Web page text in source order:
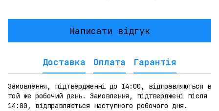
Написати відгук
Доставка Оплата Гарантія
Замовлення, підтвердженні до 14:00, відправляються в
той же робочий день. Замовлення, підтверджені після
14:00, відправляються наступного робочого дня.